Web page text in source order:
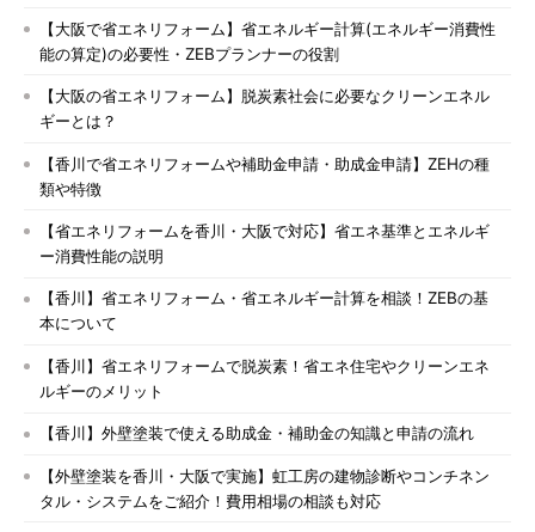
【大阪で省エネリフォーム】省エネルギー計算(エネルギー消費性
能の算定)の必要性・ZEBプランナーの役割
【大阪の省エネリフォーム】脱炭素社会に必要なクリーンエネル
ギーとは？
【香川で省エネリフォームや補助金申請・助成金申請】ZEHの種
類や特徴
【省エネリフォームを香川・大阪で対応】省エネ基準とエネルギ
ー消費性能の説明
【香川】省エネリフォーム・省エネルギー計算を相談！ZEBの基
本について
【香川】省エネリフォームで脱炭素！省エネ住宅やクリーンエネ
ルギーのメリット
【香川】外壁塗装で使える助成金・補助金の知識と申請の流れ
【外壁塗装を香川・大阪で実施】虹工房の建物診断やコンチネン
タル・システムをご紹介！費用相場の相談も対応